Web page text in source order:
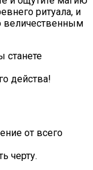
ритуала, и
величественным
станете
действа!
от всего
черту.